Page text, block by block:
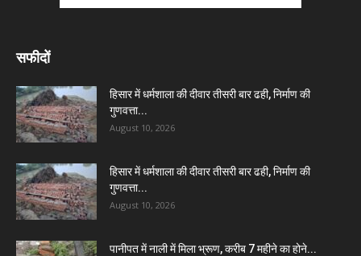
सफीदों
हिसार में धर्मशाला की दीवार तीसरी बार ढही, निर्माण की
गुणवत्ता...
August 10, 2026
हिसार में धर्मशाला की दीवार तीसरी बार ढही, निर्माण की
गुणवत्ता...
August 10, 2026
पानीपत में नाली में मिला भ्रूण, करीब 7 महीने का होने...